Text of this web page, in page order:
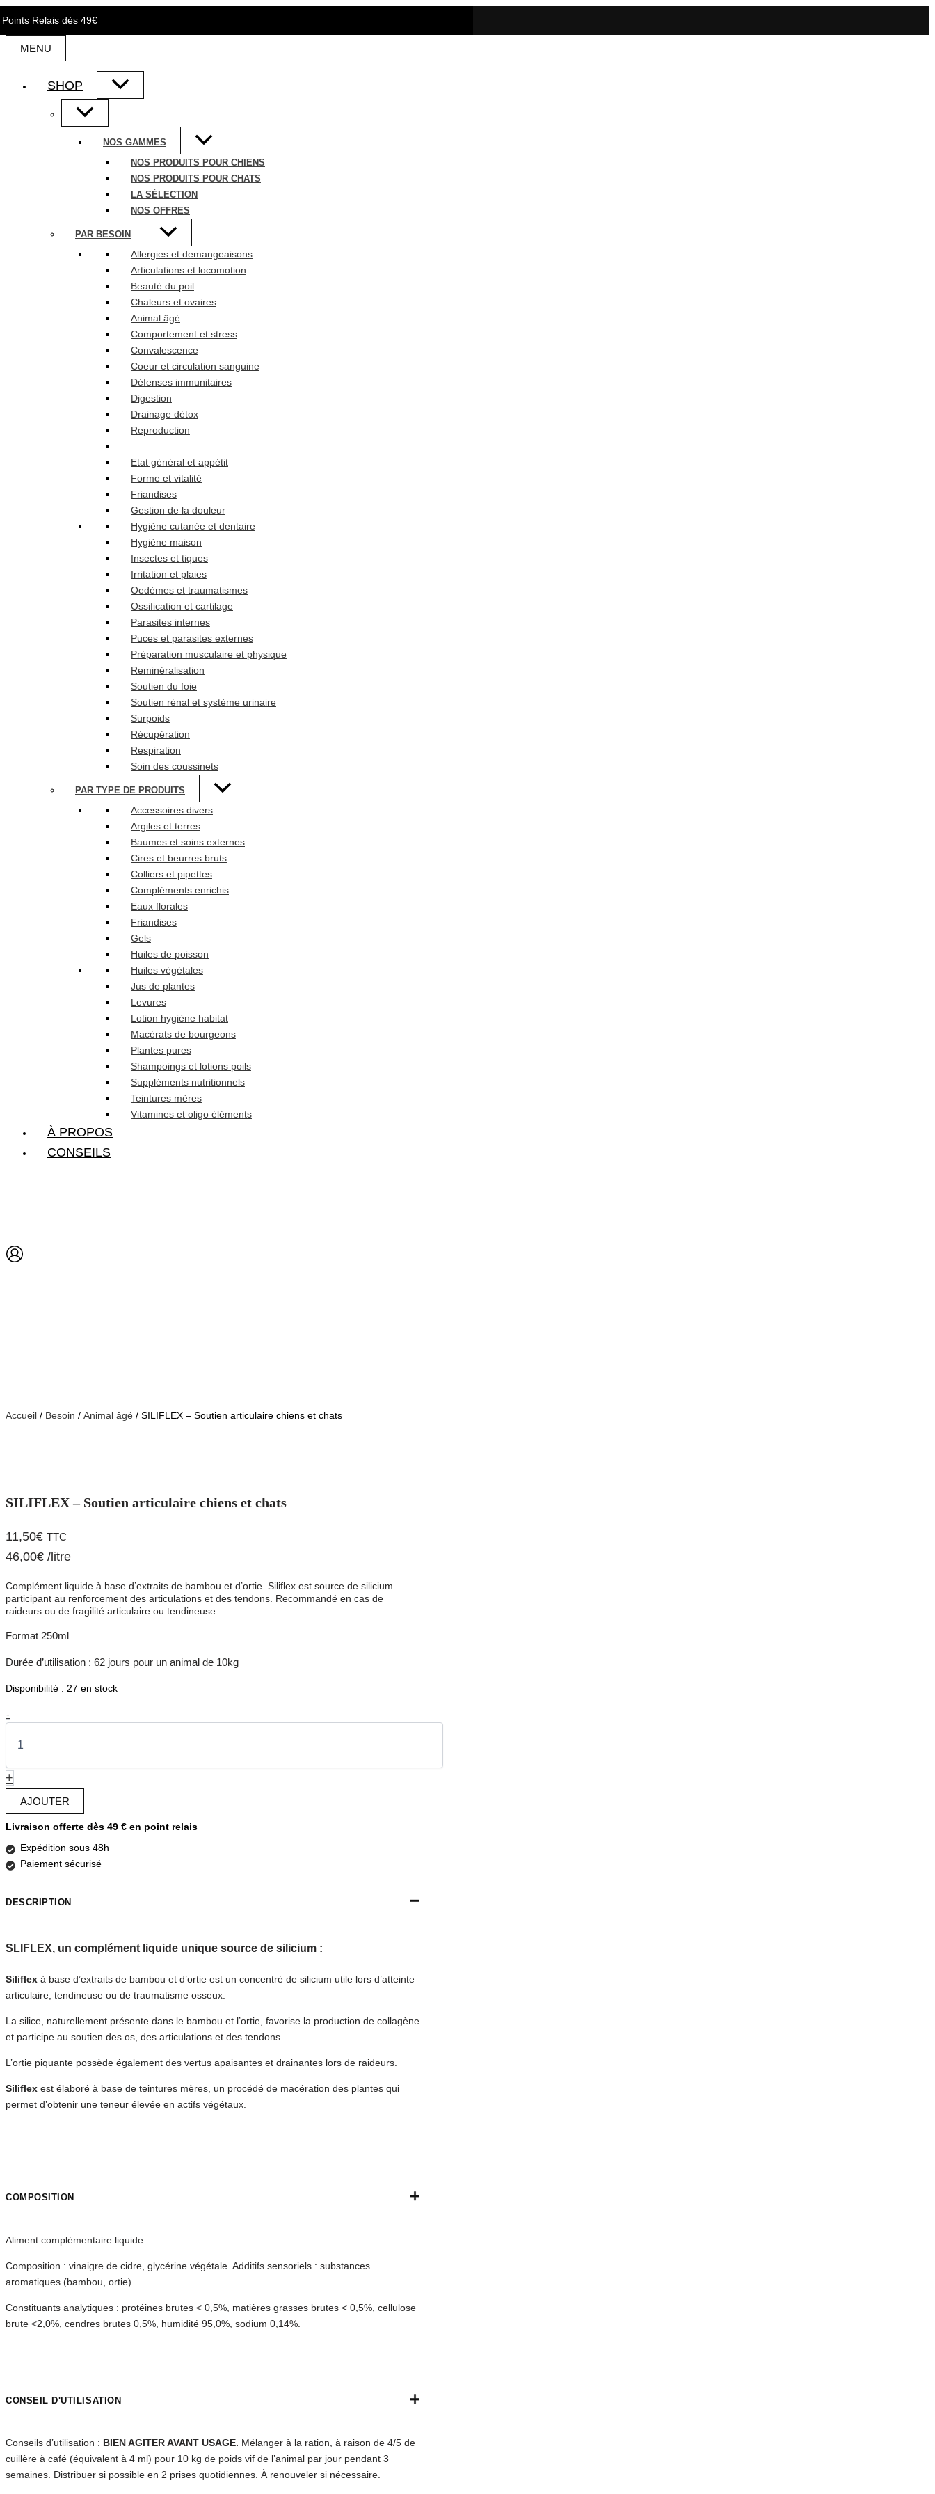
contenu
Relais dès 49€
MENU
SHOP
NOS GAMMES
NOS PRODUITS POUR CHIENS
NOS PRODUITS POUR CHATS
LA SÉLECTION
NOS OFFRES
PAR BESOIN
Allergies et demangeaisons
Articulations et locomotion
Beauté du poil
Chaleurs et ovaires
Animal âgé
Comportement et stress
Convalescence
Coeur et circulation sanguine
Défenses immunitaires
Digestion
Drainage détox
Reproduction
Etat général et appétit
Forme et vitalité
Friandises
Gestion de la douleur
Hygiène cutanée et dentaire
Hygiène maison
Insectes et tiques
Irritation et plaies
Oedèmes et traumatismes
Ossification et cartilage
Parasites internes
Puces et parasites externes
Préparation musculaire et physique
Reminéralisation
Soutien du foie
Soutien rénal et système urinaire
Surpoids
Récupération
Respiration
Soin des coussinets
PAR TYPE DE PRODUITS
Accessoires divers
Argiles et terres
Baumes et soins externes
Cires et beurres bruts
Colliers et pipettes
Compléments enrichis
Eaux florales
Friandises
Gels
Huiles de poisson
Huiles végétales
Jus de plantes
Levures
Lotion hygiène habitat
Macérats de bourgeons
Plantes pures
Shampoings et lotions poils
Suppléments nutritionnels
Teintures mères
Vitamines et oligo éléments
À PROPOS
CONSEILS
Accueil / Besoin / Animal âgé / SILIFLEX – Soutien articulaire chiens et chats
SILIFLEX – Soutien articulaire chiens et chats
11,50€ TTC
46,00€ /litre
Complément liquide à base d’extraits de bambou et d’ortie. Siliflex est source de silicium
participant au renforcement des articulations et des tendons. Recommandé en cas de
raideurs ou de fragilité articulaire ou tendineuse.
Format 250ml
Durée d’utilisation : 62 jours pour un animal de 10kg
Disponibilité : 27 en stock
-
de
SILIFLEX
Soutien
articulaire
chiens
chats
+
AJOUTER
Livraison offerte dès 49 € en point relais
Expédition sous 48h
Paiement sécurisé
DESCRIPTION
SLIFLEX, un complément liquide unique source de silicium :
Siliflex à base d’extraits de bambou et d’ortie est un concentré de silicium utile lors d’atteinte
articulaire, tendineuse ou de traumatisme osseux.
La silice, naturellement présente dans le bambou et l’ortie, favorise la production de collagène
et participe au soutien des os, des articulations et des tendons.
L’ortie piquante possède également des vertus apaisantes et drainantes lors de raideurs.
Siliflex est élaboré à base de teintures mères, un procédé de macération des plantes qui
permet d’obtenir une teneur élevée en actifs végétaux.
COMPOSITION
Aliment complémentaire liquide
Composition : vinaigre de cidre, glycérine végétale. Additifs sensoriels : substances
aromatiques (bambou, ortie).
Constituants analytiques : protéines brutes < 0,5%, matières grasses brutes < 0,5%, cellulose
brute <2,0%, cendres brutes 0,5%, humidité 95,0%, sodium 0,14%.
CONSEIL D'UTILISATION
Conseils d’utilisation : BIEN AGITER AVANT USAGE. Mélanger à la ration, à raison de 4/5 de
cuillère à café (équivalent à 4 ml) pour 10 kg de poids vif de l’animal par jour pendant 3
semaines. Distribuer si possible en 2 prises quotidiennes. À renouveler si nécessaire.